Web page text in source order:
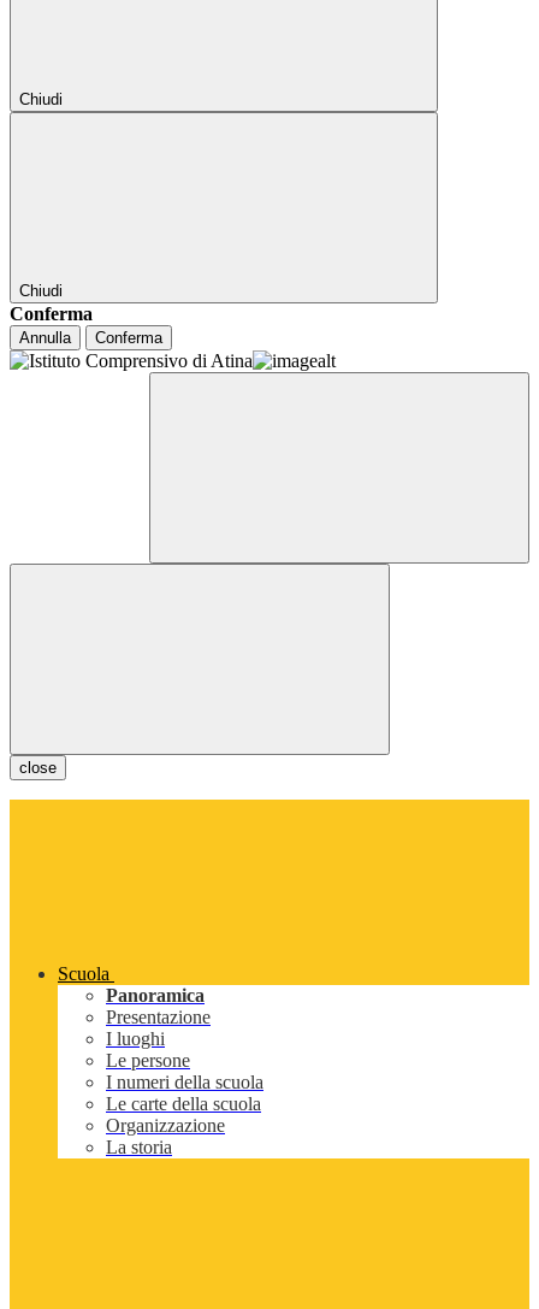
Chiudi
Chiudi
Conferma
Annulla Conferma
close
Scuola
Panoramica
Presentazione
I luoghi
Le persone
I numeri della scuola
Le carte della scuola
Organizzazione
La storia